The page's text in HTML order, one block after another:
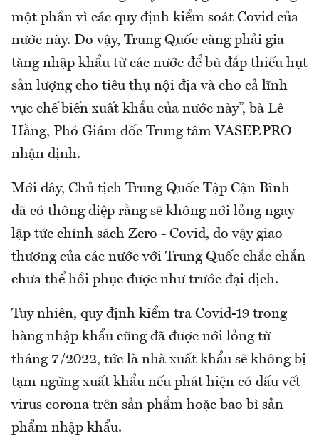
một phần vì các quy định kiểm soát Covid của
nước này. Do vậy, Trung Quốc càng phải gia
tăng nhập khẩu từ các nước để bù đắp thiếu hụt
sản lượng cho tiêu thụ nội địa và cho cả lĩnh
vực chế biến xuất khẩu của nước này”, bà Lê
Hằng, Phó Giám đốc Trung tâm VASEP.PRO
nhận định.
Mới đây, Chủ tịch Trung Quốc Tập Cận Bình
đã có thông điệp rằng sẽ không nới lỏng ngay
lập tức chính sách Zero - Covid, do vậy giao
thương của các nước với Trung Quốc chắc chắn
chưa thể hồi phục được như trước đại dịch.
Tuy nhiên, quy định kiểm tra Covid-19 trong
hàng nhập khẩu cũng đã được nới lỏng từ
tháng 7/2022, tức là nhà xuất khẩu sẽ không bị
tạm ngừng xuất khẩu nếu phát hiện có dấu vết
virus corona trên sản phẩm hoặc bao bì sản
phẩm nhập khẩu.